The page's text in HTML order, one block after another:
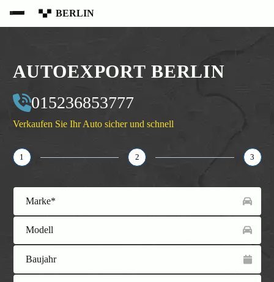
BERLIN
AUTOEXPORT BERLIN
015236853777
Verkaufen Sie Ihr Auto sicher und schnell
1 2 3
Marke*
Modell
Baujahr